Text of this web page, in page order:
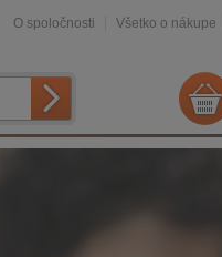
O spoločnosti Všetko o nákupe